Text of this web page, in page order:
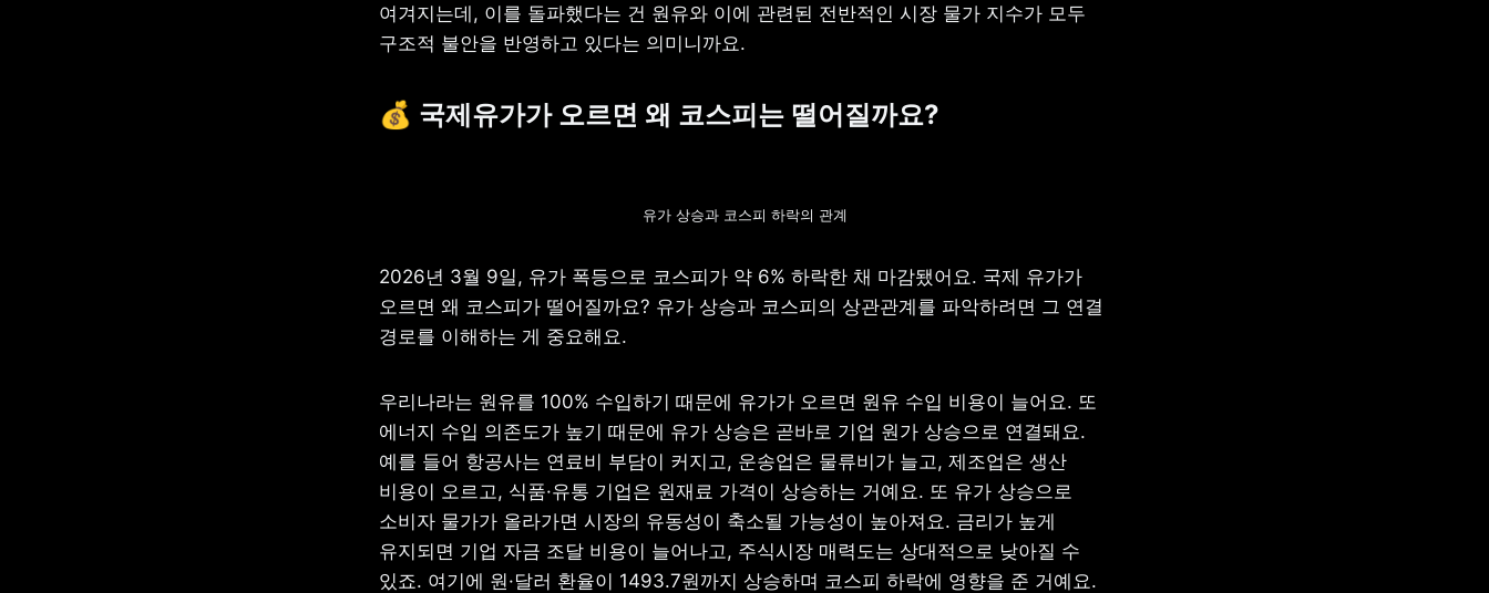
여겨지는데, 이를 돌파했다는 건 원유와 이에 관련된 전반적인 시장 물가 지수가 모두
구조적 불안을 반영하고 있다는 의미니까요.
💰 국제유가가 오르면 왜 코스피는 떨어질까요?
유가 상승과 코스피 하락의 관계
2026년 3월 9일, 유가 폭등으로 코스피가 약 6% 하락한 채 마감됐어요. 국제 유가가
오르면 왜 코스피가 떨어질까요? 유가 상승과 코스피의 상관관계를 파악하려면 그 연결
경로를 이해하는 게 중요해요.
우리나라는 원유를 100% 수입하기 때문에 유가가 오르면 원유 수입 비용이 늘어요. 또
에너지 수입 의존도가 높기 때문에 유가 상승은 곧바로 기업 원가 상승으로 연결돼요.
예를 들어 항공사는 연료비 부담이 커지고, 운송업은 물류비가 늘고, 제조업은 생산
비용이 오르고, 식품·유통 기업은 원재료 가격이 상승하는 거예요. 또 유가 상승으로
소비자 물가가 올라가면 시장의 유동성이 축소될 가능성이 높아져요. 금리가 높게
유지되면 기업 자금 조달 비용이 늘어나고, 주식시장 매력도는 상대적으로 낮아질 수
있죠. 여기에 원·달러 환율이 1493.7원까지 상승하며 코스피 하락에 영향을 준 거예요.